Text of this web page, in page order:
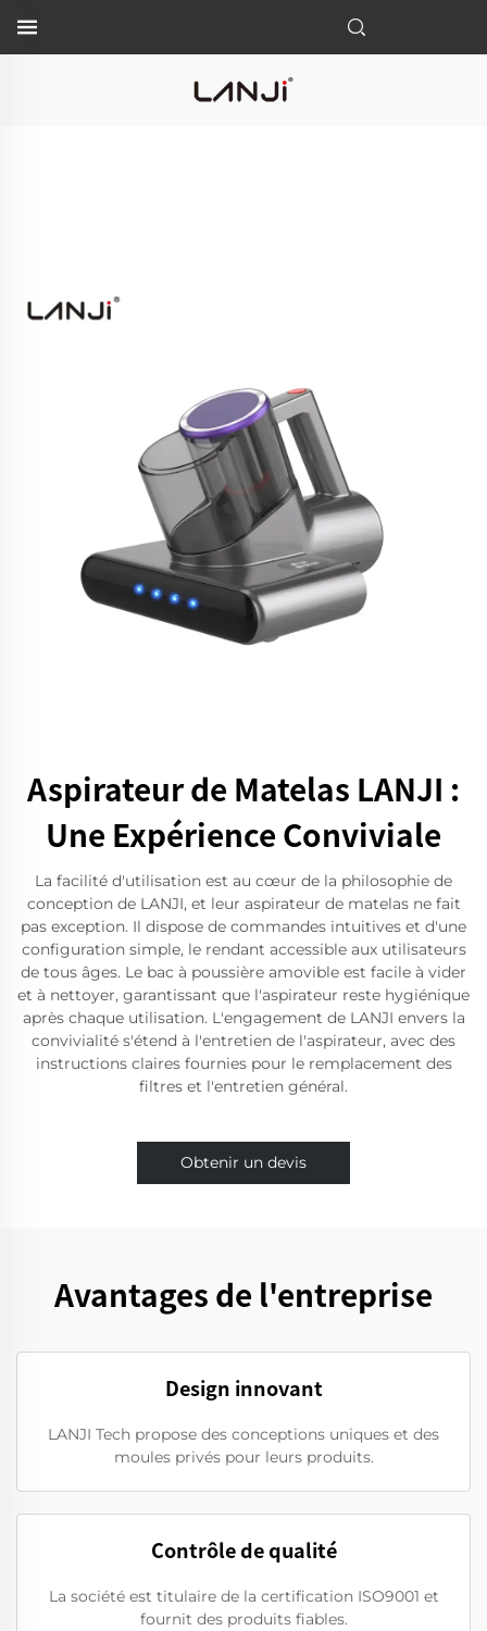
Aspirateur de Matelas LANJI :
Une Expérience Conviviale
La facilité d'utilisation est au cœur de la philosophie de
conception de LANJI, et leur aspirateur de matelas ne fait
pas exception. Il dispose de commandes intuitives et d'une
configuration simple, le rendant accessible aux utilisateurs
de tous âges. Le bac à poussière amovible est facile à vider
et à nettoyer, garantissant que l'aspirateur reste hygiénique
après chaque utilisation. L'engagement de LANJI envers la
convivialité s'étend à l'entretien de l'aspirateur, avec des
instructions claires fournies pour le remplacement des
filtres et l'entretien général.
Obtenir un devis
Avantages de l'entreprise
Design innovant
LANJI Tech propose des conceptions uniques et des
moules privés pour leurs produits.
Contrôle de qualité
La société est titulaire de la certification ISO9001 et
fournit des produits fiables.